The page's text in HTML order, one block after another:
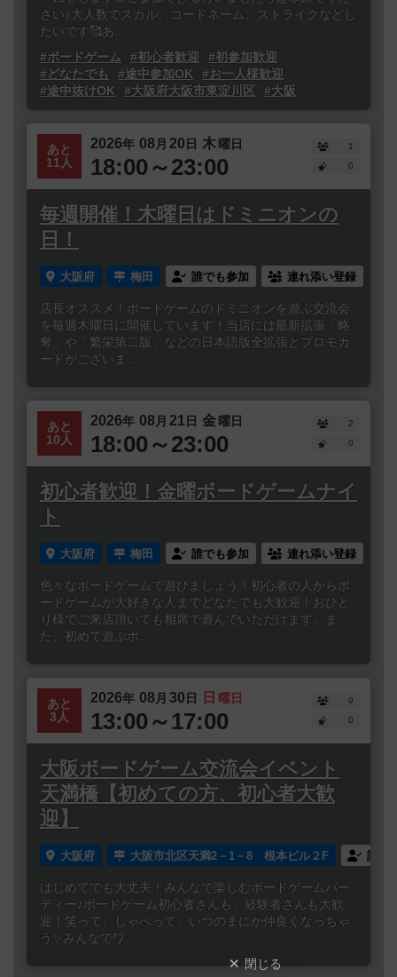
さい♪大人数でスカル、コードネーム、ストライクなどし
たいです🥰あ...
#ボードゲーム
#初心者歓迎
#初参加歓迎
#どなたでも
#途中参加OK
#お一人様歓迎
#途中抜けOK
#大阪府大阪市東淀川区 #大阪
あと
11人
2026年 08 月 20日 木曜日
18:00～23:00
1
0
毎週開催！木曜日はドミニオンの
日！
大阪府 梅田 誰でも参加 連れ添い登録
店長オススメ！ボードゲームのドミニオンを遊ぶ交流会
を毎週木曜日に開催しています！当店には最新拡張「略
奪」や「繁栄第二版」などの日本語版全拡張とプロモカ
ードがございま...
あと
10人
2026年 08 月 21日 金曜日
18:00～23:00
2
0
初心者歓迎！金曜ボードゲームナイ
ト
大阪府 梅田 誰でも参加 連れ添い登録
色々なボードゲームで遊びましょう！初心者の人からボ
ードゲームが大好きな人までどなたでも大歓迎！おひと
り様でご来店頂いても相席で遊んでいただけます。ま
た、初めて遊ぶボ...
あと
3人
2026年 08 月 30日 日 曜日
13:00～17:00
9
0
大阪ボードゲーム交流会イベント
天満橋【初めての方、初心者大歓
迎】
大阪府 大阪市北区天満2－1－8 根本ビル２F 誰で
はじめてでも大丈夫！みんなで楽しむボードゲームパー
ティー♪ボードゲーム初心者さんも、経験者さんも大歓
迎！笑って、しゃべって、いつのまにか仲良くなっちゃ
う✨みんなでワ...
閉じる